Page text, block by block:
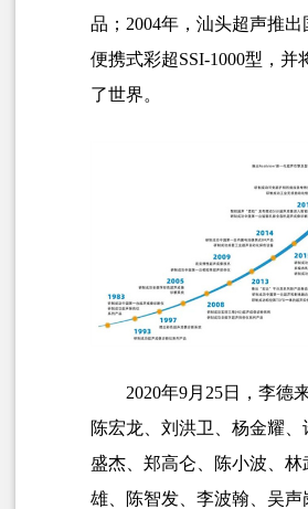
品；2004年，汕头超声推出
便携式彩超SSI-1000型，并
了世界。
2020年9月25日，李德
陈宏龙、刘洪卫、杨金耀、
盛杰、郑高仑、陈小波、林
雄 、陈智发、李波翰、吴